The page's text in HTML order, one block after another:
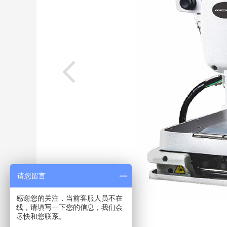
请您留言
感谢您的关注，当前客服人员不在
线，请填写一下您的信息，我们会
尽快和您联系。